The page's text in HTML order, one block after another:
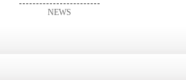
NEWS